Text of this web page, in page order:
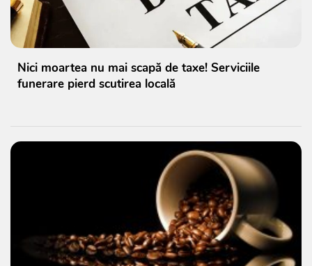
Nici moartea nu mai scapă de taxe! Serviciile
funerare pierd scutirea locală